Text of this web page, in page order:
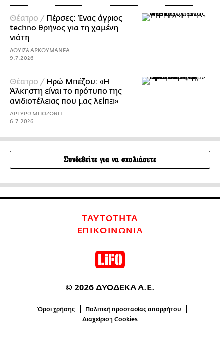
Θέατρο / Πέρσες: Ένας άγριος
techno θρήνος για τη χαμένη
νιότη
ΛΟΥΙΖΑ ΑΡΚΟΥΜΑΝΕΑ
9.7.2026
Θέατρο / Ηρώ Μπέζου: «H
Άλκηστη είναι το πρότυπο της
ανιδιοτέλειας που μας λείπει»
ΑΡΓΥΡΩ ΜΠΟΖΩΝΗ
6.7.2026
Συνδεθείτε για να σχολιάσετε
ΤΑΥΤΟΤΗΤΑ
ΕΠΙΚΟΙΝΩΝΙΑ
© 2026 ΔΥΟΔΕΚΑ Α.Ε.
Όροι χρήσης
Πολιτική προστασίας απορρήτου
Διαχείριση Cookies